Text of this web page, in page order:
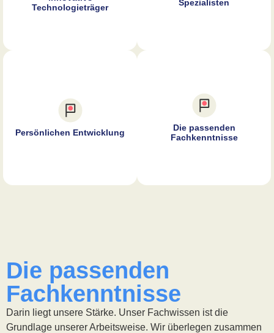
Technologieträger
Spezialisten
Persönlichen Entwicklung
Die passenden
Fachkenntnisse
Die passenden
Fachkenntnisse
Darin liegt unsere Stärke. Unser Fachwissen ist die
Grundlage unserer Arbeitsweise. Wir überlegen zusammen